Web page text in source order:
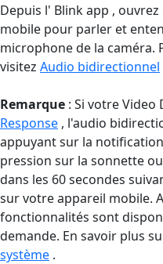
Depuis l' Blink app ,
mobile pour parler et
microphone de la caméra.
visitez Audio bidirectionnel
Remarque : Si votre Video
Response , l'audio
appuyant sur la
pression sur la sonnette
dans les 60 secondes
sur votre appareil mobile.
fonctionnalités sont
demande. En savoir plus
système .